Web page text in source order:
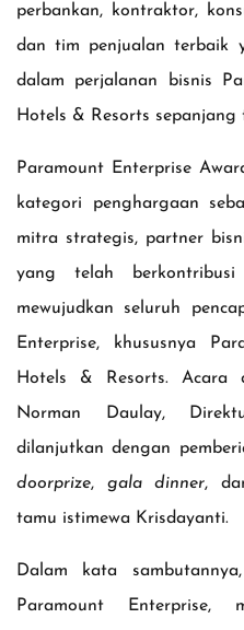
perbankan, kontraktor,
dan tim penjualan terbaik
dalam perjalanan bisnis
Hotels & Resorts sepanjang
Paramount Enterprise
kategori penghargaan
mitra strategis, partner
yang telah
mewujudkan seluruh
Enterprise, khususnya
Hotels & Resorts. Acara
Norman Daulay,
dilanjutkan dengan
doorprize, gala dinner,
tamu istimewa Krisdayanti.
Dalam kata
Paramount Enterprise,